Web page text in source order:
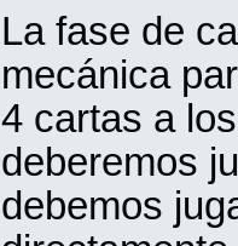
La fase de
mecánica
4 cartas a
deberemos
debemos